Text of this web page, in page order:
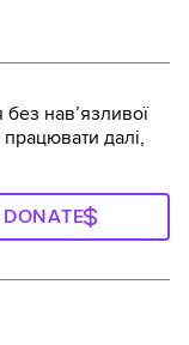
навʼязливої
далі,
DONATE